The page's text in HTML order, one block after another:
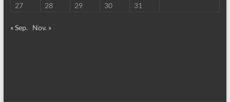
27
28 29 30 31
« Sep. Nov. »